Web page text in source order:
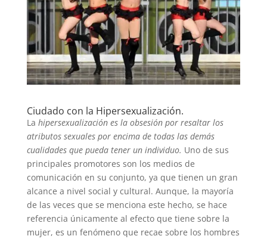
Ciudado con la Hipersexualización.
La hipersexualización es la obsesión por resaltar los
atributos sexuales por encima de todas las demás
cualidades que pueda tener un individuo. Uno de sus
principales promotores son los medios de
comunicación en su conjunto, ya que tienen un gran
alcance a nivel social y cultural. Aunque, la mayoría
de las veces que se menciona este hecho, se hace
referencia únicamente al efecto que tiene sobre la
mujer, es un fenómeno que recae sobre los hombres